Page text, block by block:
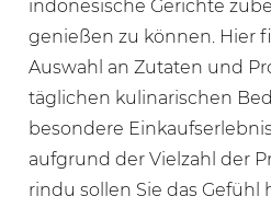
indonesische Gerichte
genießen zu können. Hier
Auswahl an Zutaten und
täglichen kulinarischen
besondere
aufgrund der Vielzahl der
rindu sollen Sie das Gefühl